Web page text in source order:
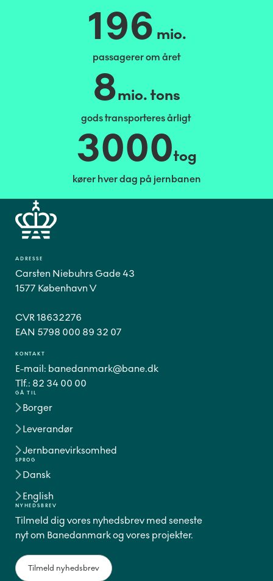
196 mio.
passagerer om året
8mio. tons
gods transporteres årligt
3000tog
kører hver dag på jernbanen
GÅ TIL
Borger
Leverandør
Jernbanevirksomhed
SPROG
Dansk
English
ADRESSE
Carsten Niebuhrs Gade 43
1577 København V
CVR 18632276
EAN 5798 000 89 32 07
KONTAKT
E-mail: banedanmark@bane.dk
Tlf.: 82 34 00 00
NYHEDSBREV
Tilmeld dig vores nyhedsbrev med seneste
nyt om Banedanmark og vores projekter.
Tilmeld nyhedsbrev